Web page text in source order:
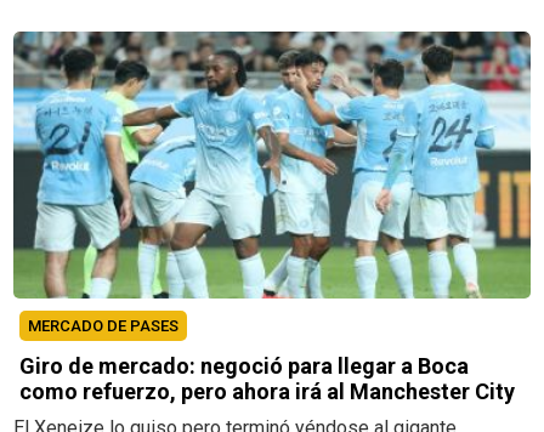
MERCADO DE PASES
Giro de mercado: negoció para llegar a Boca
como refuerzo, pero ahora irá al Manchester City
El Xeneize lo quiso pero terminó yéndose al gigante